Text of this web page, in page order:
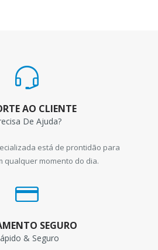
AO CLIENTE
De Ajuda?
está de prontidão para
qualquer momento do dia.
SEGURO
& Seguro